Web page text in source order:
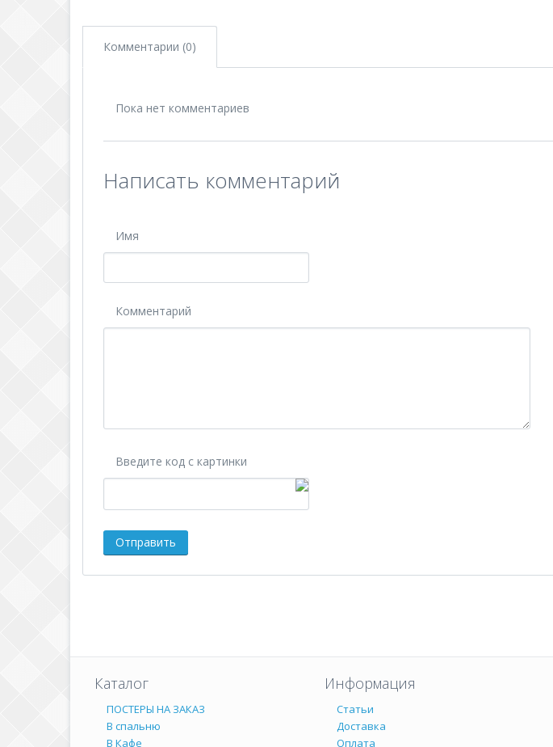
Комментарии (0)
Пока нет комментариев
Написать комментарий
Имя
Комментарий
Введите код с картинки
Каталог
ПОСТЕРЫ НА ЗАКАЗ
В спальню
В Кафе
Информация
Статьи
Доставка
Оплата